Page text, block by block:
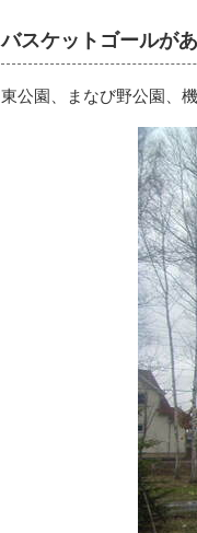
バスケットゴールが
東公園、まなび野公園、